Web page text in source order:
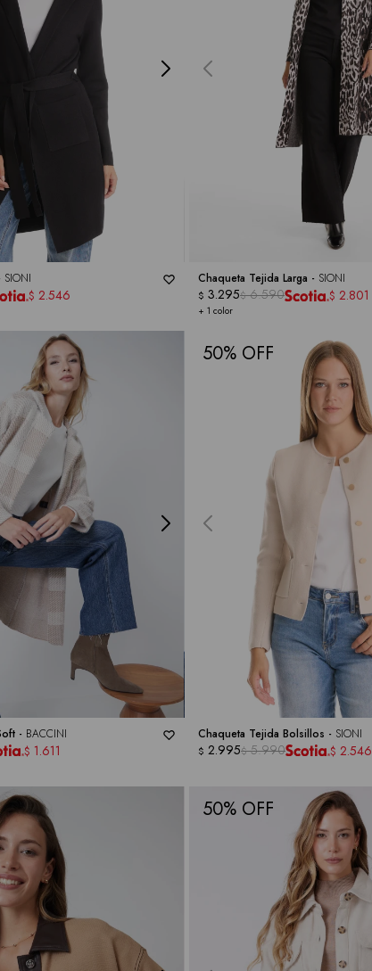
SIONI
$ 2.546
Chaqueta Tejida Larga - SIONI
+ 1 color
$ 3.295$ 6.590 $ 2.801
- BACCINI
$ 1.611
50
Chaqueta Tejida Bolsillos - SIONI
$ 2.995$ 5.990 $ 2.546
50